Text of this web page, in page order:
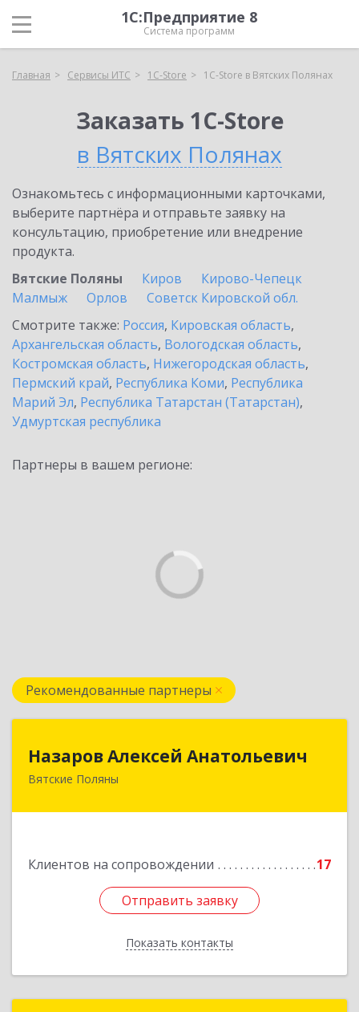
1С:Предприятие 8
Система программ
Главная Сервисы ИТС 1C-Store 1C-Store в Вятских Полянах
Заказать 1C-Store
в Вятских Полянах
Ознакомьтесь с информационными карточками,
выберите партнёра и отправьте заявку на
консультацию, приобретение или внедрение
продукта.
Вятские Поляны
Киров
Кирово-Чепецк
Малмыж
Орлов
Советск Кировской обл.
Смотрите также: Россия, Кировская область,
Архангельская область, Вологодская область,
Костромская область, Нижегородская область,
Пермский край, Республика Коми, Республика
Марий Эл, Республика Татарстан (Татарстан),
Удмуртская республика
Партнеры в вашем регионе:
Рекомендованные партнеры
Назаров Алексей Анатольевич
Вятские Поляны
Клиентов на сопровождении 17
Отправить заявку
Показать контакты
Назаров Алексей Анатольевич
612964,Кировская обл,город Вятские Поляны
Отправить заявку
Назад